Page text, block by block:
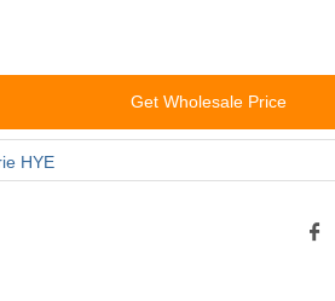
Get Wholesale Price
HYE